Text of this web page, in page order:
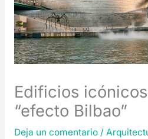
Edificios
“efecto Bilbao”
Deja un comentario /